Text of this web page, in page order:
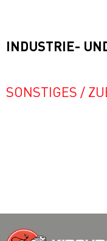
INDUSTRIE-
SONSTIGES /